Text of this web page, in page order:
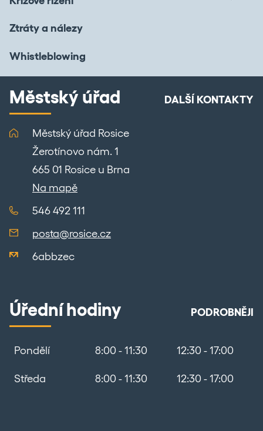
Ztráty a nálezy
Whistleblowing
Městský úřad DALŠÍ KONTAKTY
Městský úřad Rosice
Žerotínovo nám. 1
665 01 Rosice u Brna
Na mapě
546 492 111
posta@rosice.cz
6abbzec
Úřední hodiny PODROBNĚJI
Pondělí 8:00 - 11:30 12:30 - 17:00
Středa 8:00 - 11:30 12:30 - 17:00